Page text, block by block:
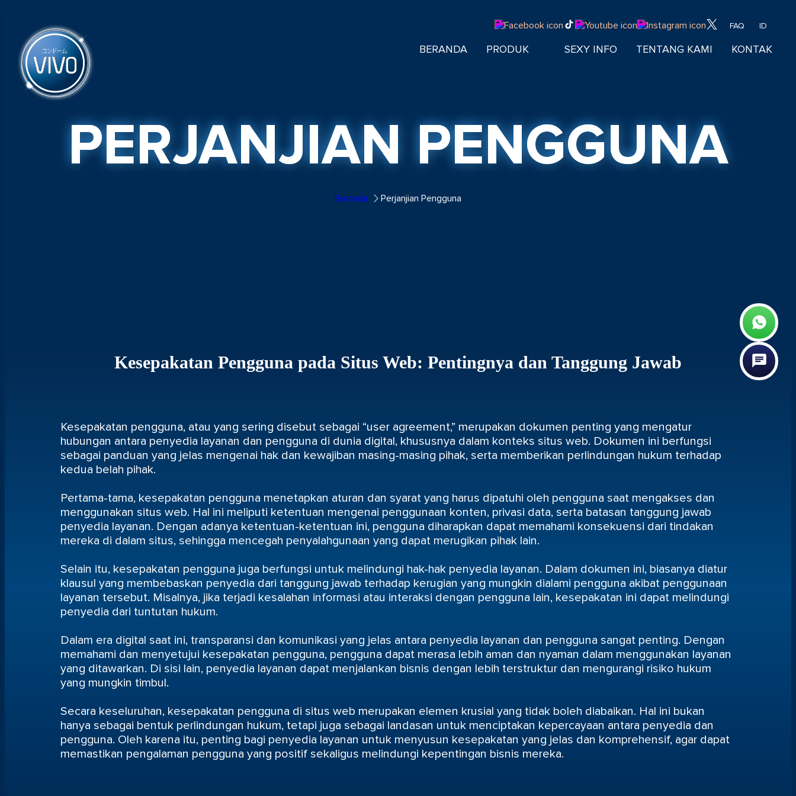
FAQ ID
BERANDA PRODUK SEXY INFO TENTANG KAMI KONTAK
PERJANJIAN PENGGUNA
Beranda Perjanjian Pengguna
Kesepakatan Pengguna pada Situs Web: Pentingnya dan Tanggung Jawab
Kesepakatan pengguna, atau yang sering disebut sebagai “user agreement,” merupakan dokumen penting yang mengatur
hubungan antara penyedia layanan dan pengguna di dunia digital, khususnya dalam konteks situs web. Dokumen ini berfungsi
sebagai panduan yang jelas mengenai hak dan kewajiban masing-masing pihak, serta memberikan perlindungan hukum terhadap
kedua belah pihak.
Pertama-tama, kesepakatan pengguna menetapkan aturan dan syarat yang harus dipatuhi oleh pengguna saat mengakses dan
menggunakan situs web. Hal ini meliputi ketentuan mengenai penggunaan konten, privasi data, serta batasan tanggung jawab
penyedia layanan. Dengan adanya ketentuan-ketentuan ini, pengguna diharapkan dapat memahami konsekuensi dari tindakan
mereka di dalam situs, sehingga mencegah penyalahgunaan yang dapat merugikan pihak lain.
Selain itu, kesepakatan pengguna juga berfungsi untuk melindungi hak-hak penyedia layanan. Dalam dokumen ini, biasanya diatur
klausul yang membebaskan penyedia dari tanggung jawab terhadap kerugian yang mungkin dialami pengguna akibat penggunaan
layanan tersebut. Misalnya, jika terjadi kesalahan informasi atau interaksi dengan pengguna lain, kesepakatan ini dapat melindungi
penyedia dari tuntutan hukum.
Dalam era digital saat ini, transparansi dan komunikasi yang jelas antara penyedia layanan dan pengguna sangat penting. Dengan
memahami dan menyetujui kesepakatan pengguna, pengguna dapat merasa lebih aman dan nyaman dalam menggunakan layanan
yang ditawarkan. Di sisi lain, penyedia layanan dapat menjalankan bisnis dengan lebih terstruktur dan mengurangi risiko hukum
yang mungkin timbul.
Secara keseluruhan, kesepakatan pengguna di situs web merupakan elemen krusial yang tidak boleh diabaikan. Hal ini bukan
hanya sebagai bentuk perlindungan hukum, tetapi juga sebagai landasan untuk menciptakan kepercayaan antara penyedia dan
pengguna. Oleh karena itu, penting bagi penyedia layanan untuk menyusun kesepakatan yang jelas dan komprehensif, agar dapat
memastikan pengalaman pengguna yang positif sekaligus melindungi kepentingan bisnis mereka.